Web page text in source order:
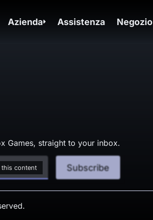
Azienda Assistenza Negozio
Games, straight to your inbox.
this content Subscribe